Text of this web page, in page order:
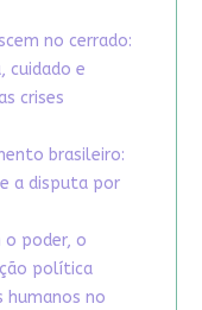
no cerrado:
cuidado e
crises
brasileiro:
a disputa por
o poder, o
política
humanos no